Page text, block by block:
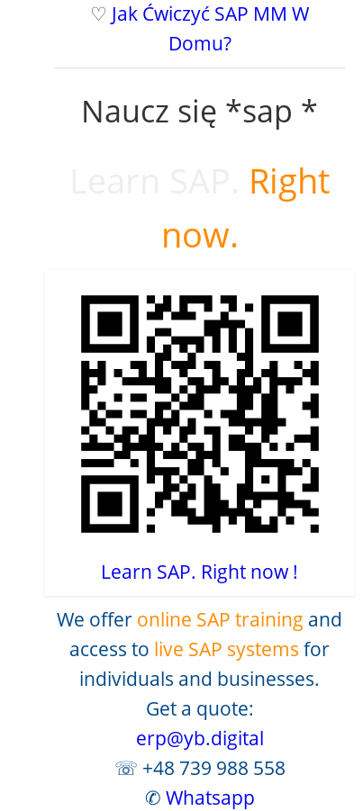
♡ Jak Ćwiczyć SAP MM W
Domu?
Naucz się *sap *
Right
now.
Learn SAP. Right now !
We offer online SAP training and
access to live SAP systems for
individuals and businesses.
Get a quote:
erp@yb.digital
☏ +48 739 988 558
✆ Whatsapp